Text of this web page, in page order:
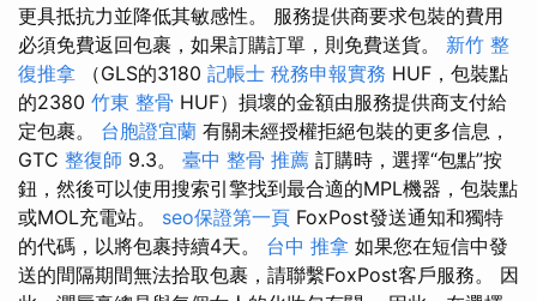
更具抵抗力並降低其敏感性。 服務提供商要求包裝的費用
必須免費返回包裹，如果訂購訂單，則免費送貨。 新竹 整
復推拿 （GLS的3180 記帳士 稅務申報實務 HUF，包裝點
的2380 竹東 整骨 HUF）損壞的金額由服務提供商支付給
定包裹。 台胞證宜蘭 有關未經授權拒絕包裝的更多信息，
GTC 整復師 9.3。 臺中 整骨 推薦 訂購時，選擇“包點”按
鈕，然後可以使用搜索引擎找到最合適的MPL機器，包裝點
或MOL充電站。 seo保證第一頁 FoxPost發送通知和獨特
的代碼，以將包裹持續4天。 台中 推拿 如果您在短信中發
送的間隔期間無法拾取包裹，請聯繫FoxPost客戶服務。 因